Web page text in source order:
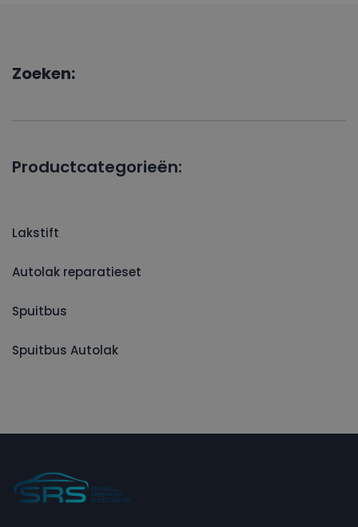
Zoeken:
Productcategorieën:
Lakstift
Autolak reparatieset
Spuitbus
Spuitbus Autolak